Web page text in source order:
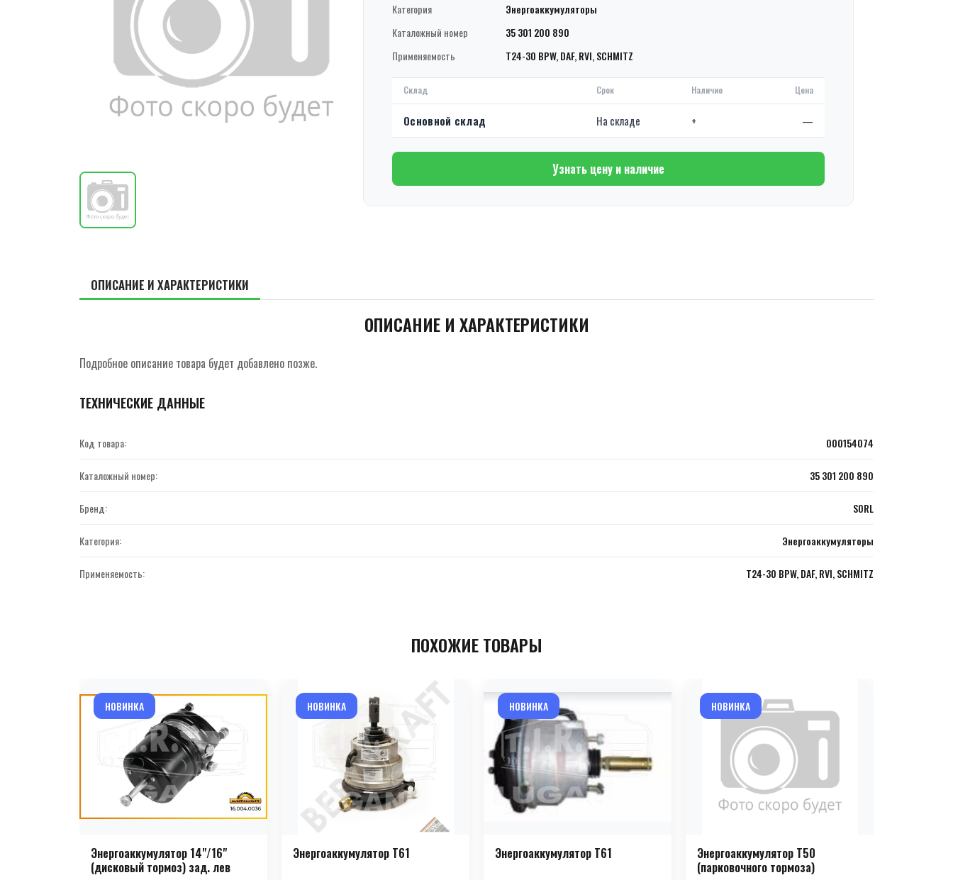
Категория
Энергоаккумуляторы
Каталожный номер
35 301 200 890
Применяемость
T24-30 BPW, DAF, RVI, SCHMITZ
Склад Срок Наличие Цена
Основной склад На складе + —
Узнать цену и наличие
ОПИСАНИЕ И ХАРАКТЕРИСТИКИ
ОПИСАНИЕ И ХАРАКТЕРИСТИКИ
Подробное описание товара будет добавлено позже.
ТЕХНИЧЕСКИЕ ДАННЫЕ
Код товара: 000154074
Каталожный номер: 35 301 200 890
Бренд: SORL
Категория: Энергоаккумуляторы
Применяемость: T24-30 BPW, DAF, RVI, SCHMITZ
ПОХОЖИЕ ТОВАРЫ
НОВИНКА
Энергоаккумулятор 14"/16"
(дисковый тормоз) зад. лев
НОВИНКА
Энергоаккумулятор T61
НОВИНКА
Энергоаккумулятор T61
НОВИНКА
Энергоаккумулятор T50
(парковочного тормоза)